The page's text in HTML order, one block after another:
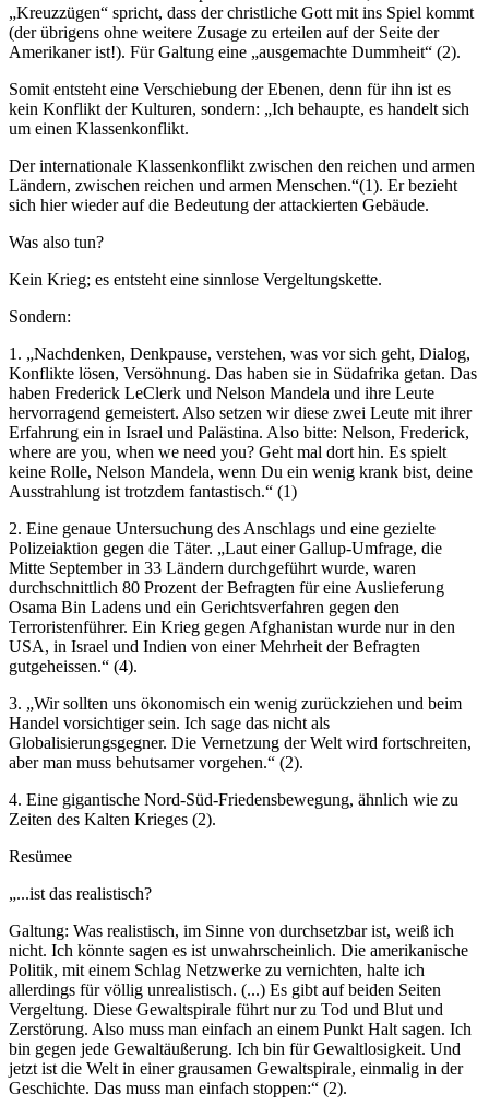
„Kreuzzügen“ spricht, dass der christliche Gott mit ins Spiel kommt
(der übrigens ohne weitere Zusage zu erteilen auf der Seite der
Amerikaner ist!). Für Galtung eine „ausgemachte Dummheit“ (2).
Somit entsteht eine Verschiebung der Ebenen, denn für ihn ist es
kein Konflikt der Kulturen, sondern: „Ich behaupte, es handelt sich
um einen Klassenkonflikt.
Der internationale Klassenkonflikt zwischen den reichen und armen
Ländern, zwischen reichen und armen Menschen.“(1). Er bezieht
sich hier wieder auf die Bedeutung der attackierten Gebäude.
Was also tun?
Kein Krieg; es entsteht eine sinnlose Vergeltungskette.
Sondern:
1. „Nachdenken, Denkpause, verstehen, was vor sich geht, Dialog,
Konflikte lösen, Versöhnung. Das haben sie in Südafrika getan. Das
haben Frederick LeClerk und Nelson Mandela und ihre Leute
hervorragend gemeistert. Also setzen wir diese zwei Leute mit ihrer
Erfahrung ein in Israel und Palästina. Also bitte: Nelson, Frederick,
where are you, when we need you? Geht mal dort hin. Es spielt
keine Rolle, Nelson Mandela, wenn Du ein wenig krank bist, deine
Ausstrahlung ist trotzdem fantastisch.“ (1)
2. Eine genaue Untersuchung des Anschlags und eine gezielte
Polizeiaktion gegen die Täter. „Laut einer Gallup-Umfrage, die
Mitte September in 33 Ländern durchgeführt wurde, waren
durchschnittlich 80 Prozent der Befragten für eine Auslieferung
Osama Bin Ladens und ein Gerichtsverfahren gegen den
Terroristenführer. Ein Krieg gegen Afghanistan wurde nur in den
USA, in Israel und Indien von einer Mehrheit der Befragten
gutgeheissen.“ (4).
3. „Wir sollten uns ökonomisch ein wenig zurückziehen und beim
Handel vorsichtiger sein. Ich sage das nicht als
Globalisierungsgegner. Die Vernetzung der Welt wird fortschreiten,
aber man muss behutsamer vorgehen.“ (2).
4. Eine gigantische Nord-Süd-Friedensbewegung, ähnlich wie zu
Zeiten des Kalten Krieges (2).
Resümee
„...ist das realistisch?
Galtung: Was realistisch, im Sinne von durchsetzbar ist, weiß ich
nicht. Ich könnte sagen es ist unwahrscheinlich. Die amerikanische
Politik, mit einem Schlag Netzwerke zu vernichten, halte ich
allerdings für völlig unrealistisch. (...) Es gibt auf beiden Seiten
Vergeltung. Diese Gewaltspirale führt nur zu Tod und Blut und
Zerstörung. Also muss man einfach an einem Punkt Halt sagen. Ich
bin gegen jede Gewaltäußerung. Ich bin für Gewaltlosigkeit. Und
jetzt ist die Welt in einer grausamen Gewaltspirale, einmalig in der
Geschichte. Das muss man einfach stoppen:“ (2).